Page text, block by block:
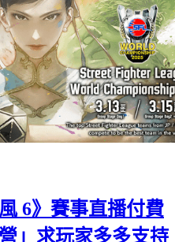
6》賽事直播付費
」求玩家多多支持